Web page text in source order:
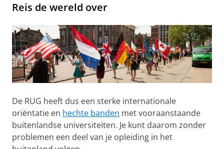
Reis de wereld over
De RUG heeft dus een sterke internationale
oriëntatie en hechte banden met vooraanstaande
buitenlandse universiteiten. Je kunt daarom zonder
problemen een deel van je opleiding in het